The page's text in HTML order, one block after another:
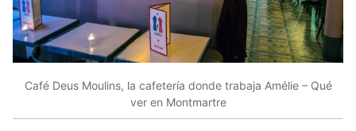
Café Deus Moulins, la cafetería donde trabaja Amélie – Qué
ver en Montmartre